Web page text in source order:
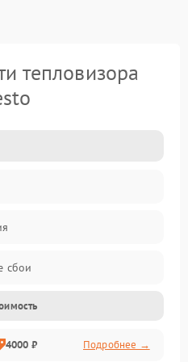
тепловизора
сбои
4000 ₽ Подробнее →